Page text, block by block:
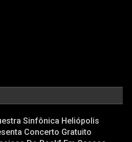
Sinfônica Heliópolis
Concerto Gratuito